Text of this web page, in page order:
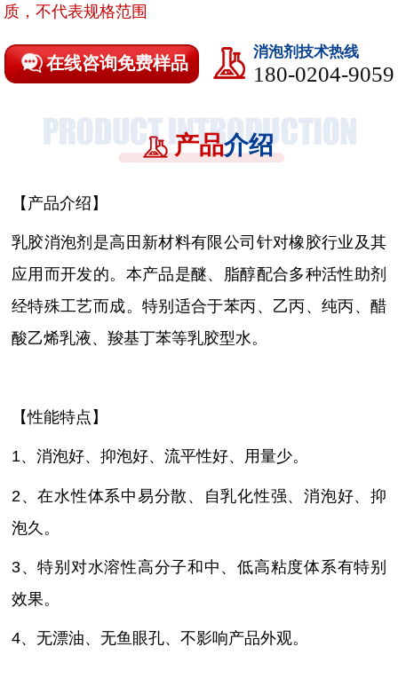
质，不代表规格范围
在线咨询免费样品
消泡剂技术热线
180-0204-9059
产品介绍
【产品介绍】
乳胶消泡剂是高田新材料有限公司针对橡胶行业及其
应用而开发的。本产品是醚、脂醇配合多种活性助剂
经特殊工艺而成。特别适合于苯丙、乙丙、纯丙、醋
酸乙烯乳液、羧基丁苯等乳胶型水。
【性能特点】
1、消泡好、抑泡好、流平性好、用量少。
2、在水性体系中易分散、自乳化性强、消泡好、抑
泡久。
3、特别对水溶性高分子和中、低高粘度体系有特别
效果。
4、无漂油、无鱼眼孔、不影响产品外观。